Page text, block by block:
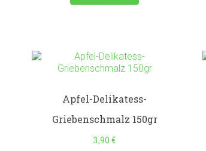
Apfel-Delikatess-
Griebenschmalz 150gr
3,90 €